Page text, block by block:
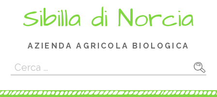
Sibilla di Norcia
AZIENDA AGRICOLA BIOLOGICA
Ricerca
per: